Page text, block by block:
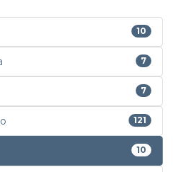
10
7
7
121
10